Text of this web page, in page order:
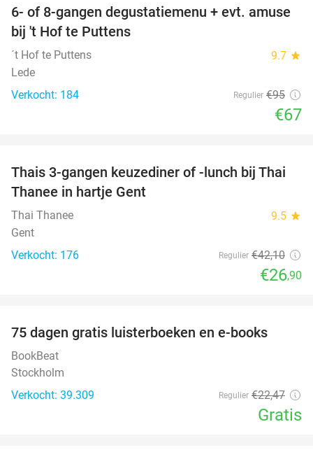
29%
6- of 8-gangen degustatiemenu + evt. amuse
bij 't Hof te Puttens
´t Hof te Puttens 9.7 star
Lede
Verkocht: 184
Regulier €95
€67
36%
Thais 3-gangen keuzediner of -lunch bij Thai
Thanee in hartje Gent
Thai Thanee 9.5 star
Gent
Verkocht: 176
Regulier €42,10
€26,90
75 dagen gratis luisterboeken en e-books
BookBeat
Stockholm
Verkocht: 39.309
Regulier €22,47
Gratis